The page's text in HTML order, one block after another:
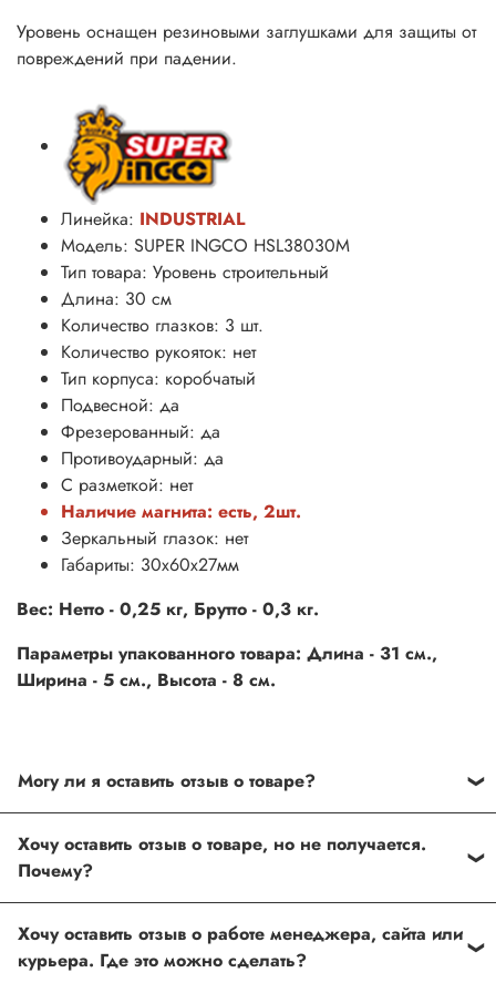
Уровень оснащен резиновыми заглушками для защиты от
повреждений при падении.
Линейка: INDUSTRIAL
Модель: SUPER INGCO HSL38030M
Тип товара: Уровень строительный
Длина: 30 см
Количество глазков: 3 шт.
Количество рукояток: нет
Тип корпуса: коробчатый
Подвесной: да
Фрезерованный: да
Противоударный: да
С разметкой: нет
Наличие магнита: есть, 2шт.
Зеркальный глазок: нет
Габариты: 30х60х27мм
Вес: Нетто - 0,25 кг, Брутто - 0,3 кг.
Параметры упакованного товара: Длина - 31 см.,
Ширина - 5 см., Высота - 8 см.
специальное поле, где Вы можете оставить свой отзыв.
Также Вы можете присвоить товару от одной до пяти
звёзд. Все отзывы о товарах проходят модерацию.
Хочу оставить отзыв о товаре, но не получается.
полей. Если поля заполнены корректно, то свяжитесь с
нами по телефону +7 (812) 565-32-05;
Хочу оставить отзыв о работе менеджера, сайта или